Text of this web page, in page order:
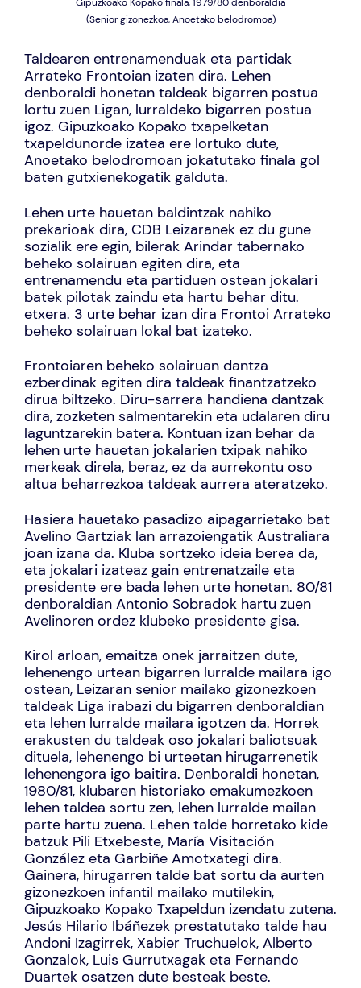
(Senior gizonezkoa, Anoetako belodromoa)
Taldearen entrenamenduak eta partidak
Arrateko Frontoian izaten dira. Lehen
denboraldi honetan taldeak bigarren postua
lortu zuen Ligan, lurraldeko bigarren postua
igoz. Gipuzkoako Kopako txapelketan
txapeldunorde izatea ere lortuko dute,
Anoetako belodromoan jokatutako finala gol
baten gutxienekogatik galduta.
Lehen urte hauetan baldintzak nahiko
prekarioak dira, CDB Leizaranek ez du gune
sozialik ere egin, bilerak Arindar tabernako
beheko solairuan egiten dira, eta
entrenamendu eta partiduen ostean jokalari
batek pilotak zaindu eta hartu behar ditu.
etxera. 3 urte behar izan dira Frontoi Arrateko
beheko solairuan lokal bat izateko.
Frontoiaren beheko solairuan dantza
ezberdinak egiten dira taldeak finantzatzeko
dirua biltzeko. Diru-sarrera handiena dantzak
dira, zozketen salmentarekin eta udalaren diru
laguntzarekin batera. Kontuan izan behar da
lehen urte hauetan jokalarien txipak nahiko
merkeak direla, beraz, ez da aurrekontu oso
altua beharrezkoa taldeak aurrera ateratzeko.
Hasiera hauetako pasadizo aipagarrietako bat
Avelino Gartziak lan arrazoiengatik Australiara
joan izana da. Kluba sortzeko ideia berea da,
eta jokalari izateaz gain entrenatzaile eta
presidente ere bada lehen urte honetan. 80/81
denboraldian Antonio Sobradok hartu zuen
Avelinoren ordez klubeko presidente gisa.
Kirol arloan, emaitza onek jarraitzen dute,
lehenengo urtean bigarren lurralde mailara igo
ostean, Leizaran senior mailako gizonezkoen
taldeak Liga irabazi du bigarren denboraldian
eta lehen lurralde mailara igotzen da. Horrek
erakusten du taldeak oso jokalari baliotsuak
dituela, lehenengo bi urteetan hirugarrenetik
lehenengora igo baitira. Denboraldi honetan,
1980/81, klubaren historiako emakumezkoen
lehen taldea sortu zen, lehen lurralde mailan
parte hartu zuena. Lehen talde horretako kide
batzuk Pili Etxebeste, María Visitación
González eta Garbiñe Amotxategi dira.
Gainera, hirugarren talde bat sortu da aurten
gizonezkoen infantil mailako mutilekin,
Gipuzkoako Kopako Txapeldun izendatu zutena.
Jesús Hilario Ibáñezek prestatutako talde hau
Andoni Izagirrek, Xabier Truchuelok, Alberto
Gonzalok, Luis Gurrutxagak eta Fernando
Duartek osatzen dute besteak beste.